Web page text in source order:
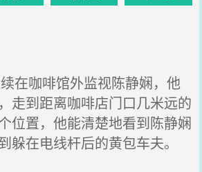
在咖啡馆外监视陈静娴，他
走到距离咖啡店门口几米远的
位置，他能清楚地看到陈静娴
躲在电线杆后的黄包车夫。